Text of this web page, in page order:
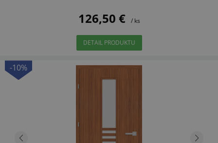
126,50 € / ks
DETAIL PRODUKTU
-10%